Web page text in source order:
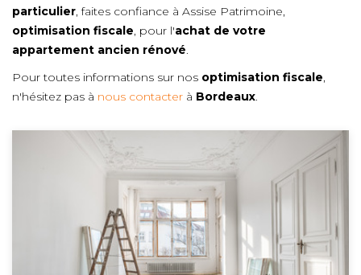
particulier, faites confiance à Assise Patrimoine,
optimisation fiscale, pour l'achat de votre
appartement ancien rénové.
Pour toutes informations sur nos optimisation fiscale,
n'hésitez pas à nous contacter à Bordeaux.